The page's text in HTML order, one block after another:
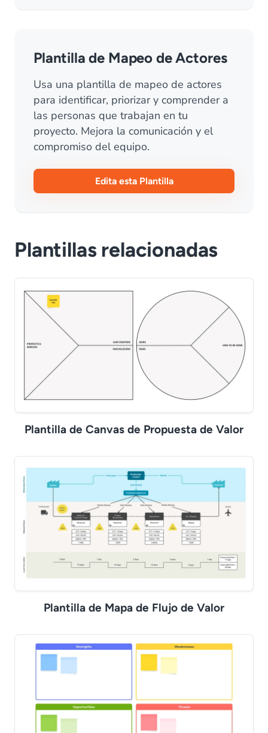
Plantilla de Mapeo de Actores
Usa una plantilla de mapeo de actores
para identificar, priorizar y comprender a
las personas que trabajan en tu
proyecto. Mejora la comunicación y el
compromiso del equipo.
Edita esta Plantilla
Plantillas relacionadas
Plantilla de Canvas de Propuesta de Valor
Plantilla de Mapa de Flujo de Valor